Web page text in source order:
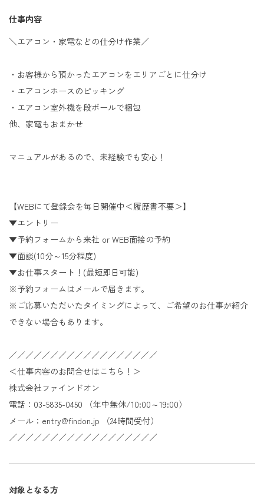
仕事内容
＼エアコン・家電などの仕分け作業／
・お客様から預かったエアコンをエリアごとに仕分け
・エアコンホースのピッキング
・エアコン室外機を段ボールで梱包
他、家電もおまかせ
マニュアルがあるので、未経験でも安心！
【WEBにて登録会を毎日開催中＜履歴書不要＞】
▼エントリー
▼予約フォームから来社 or WEB面接の予約
▼面談(10分～15分程度)
▼お仕事スタート！(最短即日可能)
※予約フォームはメールで届きます。
※ご応募いただいたタイミングによって、ご希望のお仕事が紹介
できない場合もあります。
／／／／／／／／／／／／／／／／／／
＜仕事内容のお問合せはこちら！＞
株式会社ファインドオン
電話：03-5835-0450 （年中無休/10:00～19:00）
メール：entry@findon.jp （24時間受付）
／／／／／／／／／／／／／／／／／／
対象となる方